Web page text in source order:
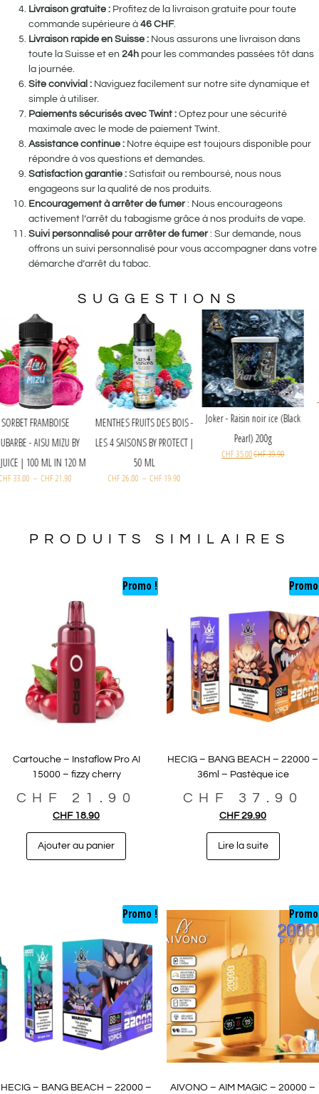
Livraison gratuite : Profitez de la livraison gratuite pour toute
commande supérieure à 46 CHF.
Livraison rapide en Suisse : Nous assurons une livraison dans
toute la Suisse et en 24h pour les commandes passées tôt dans
la journée.
Site convivial : Naviguez facilement sur notre site dynamique et
simple à utiliser.
Paiements sécurisés avec Twint : Optez pour une sécurité
maximale avec le mode de paiement Twint.
Assistance continue : Notre équipe est toujours disponible pour
répondre à vos questions et demandes.
Satisfaction garantie : Satisfait ou remboursé, nous nous
engageons sur la qualité de nos produits.
Encouragement à arrêter de fumer: Nous encourageons
activement l’arrêt du tabagisme grâce à nos produits de vape.
Suivi personnalisé pour arrêter de fumer: Sur demande, nous
offrons un suivi personnalisé pour vous accompagner dans votre
démarche d’arrêt du tabac.
SUGGESTIONS
Joker - Raisin noir ice (Black
Pearl) 200g
CHF39.90
CHF35.00
MENTHES FRUITS DES BOIS -
LES 4 SAISONS BY PROTECT |
50 ML
CHF19.90
–
CHF26.00
SORBET FRAMBOISE
RHUBARBE - AISU MIZU BY
JUICE | 100 ML IN 120 M
CHF21.90
–
CHF33.00
PRODUITS SIMILAIRES
Promo !
Cartouche – Instaflow Pro AI
15000 – fizzy cherry
CHF 21.90
CHF18.90
Ajouter au panier
HECIG – BANG BEACH – 22000 –
36ml – Pastèque ice
CHF 37.90
CHF29.90
Lire la suite
Promo !
HECIG – BANG BEACH – 22000 –
AIVONO – AIM MAGIC – 20000 –